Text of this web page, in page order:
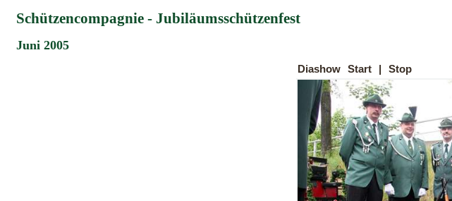
Schützencompagnie - Jubiläumsschützenfest
Juni 2005
Diashow Start Stop